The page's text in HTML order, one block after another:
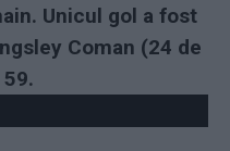
Unicul gol a fost
Coman (24 de